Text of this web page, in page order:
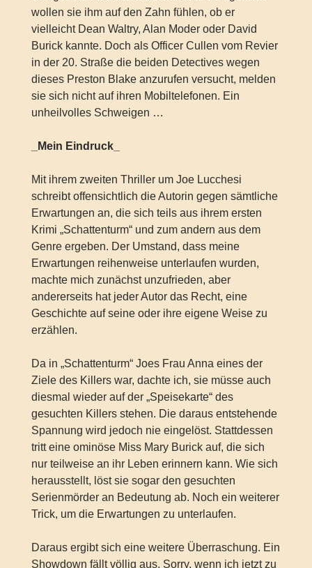
wollen sie ihm auf den Zahn fühlen, ob er
vielleicht Dean Waltry, Alan Moder oder David
Burick kannte. Doch als Officer Cullen vom Revier
in der 20. Straße die beiden Detectives wegen
dieses Preston Blake anzurufen versucht, melden
sie sich nicht auf ihren Mobiltelefonen. Ein
unheilvolles Schweigen …
_Mein Eindruck_
Mit ihrem zweiten Thriller um Joe Lucchesi
schreibt offensichtlich die Autorin gegen sämtliche
Erwartungen an, die sich teils aus ihrem ersten
Krimi „Schattenturm“ und zum andern aus dem
Genre ergeben. Der Umstand, dass meine
Erwartungen reihenweise unterlaufen wurden,
machte mich zunächst unzufrieden, aber
andererseits hat jeder Autor das Recht, eine
Geschichte auf seine oder ihre eigene Weise zu
erzählen.
Da in „Schattenturm“ Joes Frau Anna eines der
Ziele des Killers war, dachte ich, sie müsse auch
diesmal wieder auf der „Speisekarte“ des
gesuchten Killers stehen. Die daraus entstehende
Spannung wird jedoch nie eingelöst. Stattdessen
tritt eine ominöse Miss Mary Burick auf, die sich
nur teilweise an ihr Leben erinnern kann. Wie sich
herausstellt, löst sie sogar den gesuchten
Serienmörder an Bedeutung ab. Noch ein weiterer
Trick, um die Erwartungen zu unterlaufen.
Daraus ergibt sich eine weitere Überraschung. Ein
Showdown fällt völlig aus. Sorry, wenn ich jetzt zu